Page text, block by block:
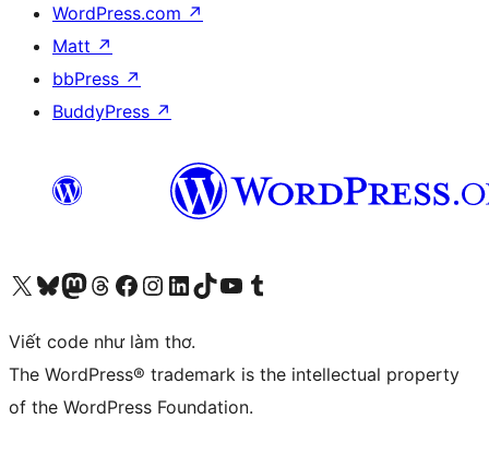
WordPress.com ↗
Matt ↗
bbPress ↗
BuddyPress ↗
Truy cập tài khoản X (trước đây là Twitter) của chúng tôiVisit our Bluesky account
Visit our Mastodon account
Visit our Threads account
Xem trang Facebook của chúng tôiTruy cập tài khoản Instagram của chúng tôiTruy cập tài khoản LinkedIn của chúng tôiVisit our TikTok account
Truy cập kênh YouTube của chúng tôi Visit our Tumblr account
Viết code như làm thơ.
The WordPress® trademark is the intellectual property
of the WordPress Foundation.